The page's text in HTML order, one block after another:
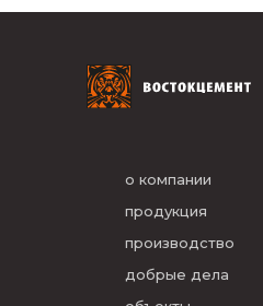
о компании
продукция
производство
добрые дела